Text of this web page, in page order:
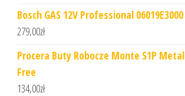
Bosch GAS 12V Professional 06019E3000
279,00zł
Procera Buty Robocze Monte S1P Metal
Free
134,00zł